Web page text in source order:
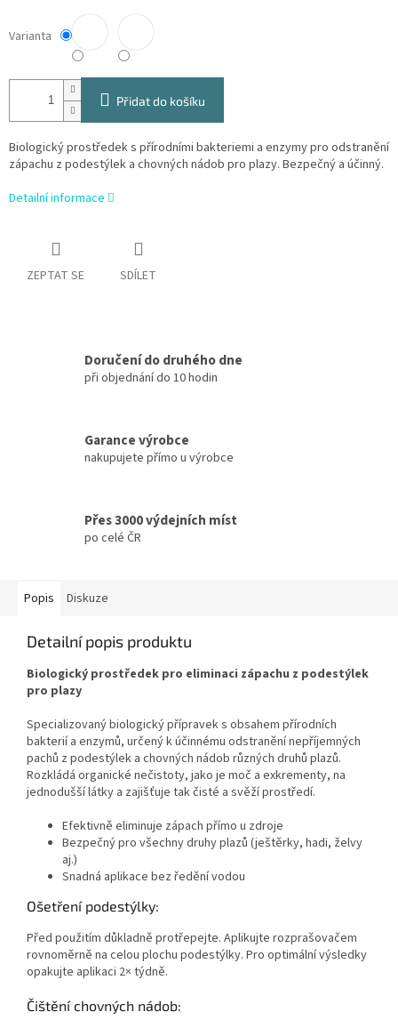
Varianta
Přidat do košíku
Biologický prostředek s přírodními bakteriemi a enzymy pro odstranění
zápachu z podestýlek a chovných nádob pro plazy. Bezpečný a účinný.
Detailní informace
ZEPTAT SE SDÍLET
Doručení do druhého dne
při objednání do 10 hodin
Garance výrobce
nakupujete přímo u výrobce
Přes 3000 výdejních míst
po celé ČR
Popis Diskuze
Detailní popis produktu
Biologický prostředek pro eliminaci zápachu z podestýlek
pro plazy
Specializovaný biologický přípravek s obsahem přírodních
bakterií a enzymů, určený k účinnému odstranění nepříjemných
pachů z podestýlek a chovných nádob různých druhů plazů.
Rozkládá organické nečistoty, jako je moč a exkrementy, na
jednodušší látky a zajišťuje tak čisté a svěží prostředí.
Efektivně eliminuje zápach přímo u zdroje
Bezpečný pro všechny druhy plazů (ještěrky, hadi, želvy
aj.)
Snadná aplikace bez ředění vodou
Ošetření podestýlky:
Před použitím důkladně protřepejte. Aplikujte rozprašovačem
rovnoměrně na celou plochu podestýlky. Pro optimální výsledky
opakujte aplikaci 2× týdně.
Čištění chovných nádob: